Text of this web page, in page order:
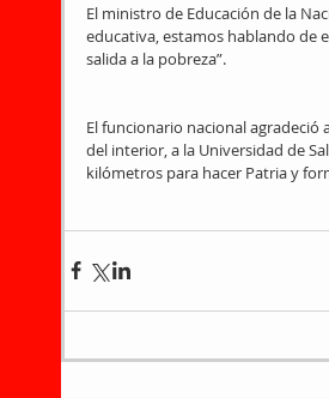
El ministro de Educación de la
educativa, estamos hablando de
salida a la pobreza”.
El funcionario nacional
del interior, a la Universidad de
kilómetros para hacer Patria y